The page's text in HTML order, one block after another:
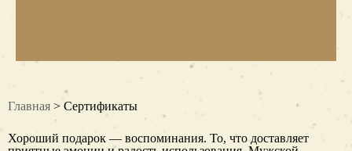
Главная > Сертификаты
Хороший подарок — воспоминания. То, что доставляет